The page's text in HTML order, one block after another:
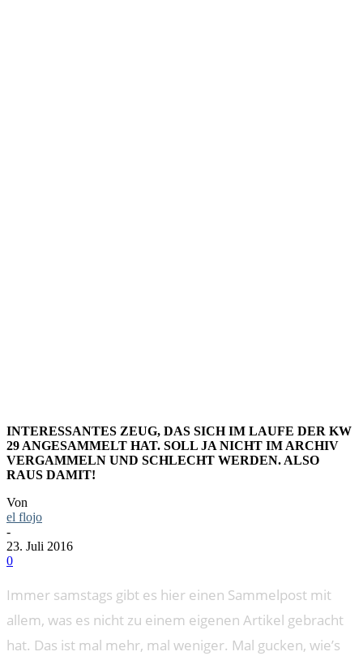
INTERESSANTES ZEUG, DAS SICH IM LAUFE DER KW
29 ANGESAMMELT HAT. SOLL JA NICHT IM ARCHIV
VERGAMMELN UND SCHLECHT WERDEN. ALSO
RAUS DAMIT!
Von
el flojo
-
23. Juli 2016
0
Immer samstags gibt es hier einen Sammelpost mit
allem, was es nicht zu einem eigenen Artikel gebracht
hat. Das ist mal mehr, mal weniger. Mal gucken, wie’s